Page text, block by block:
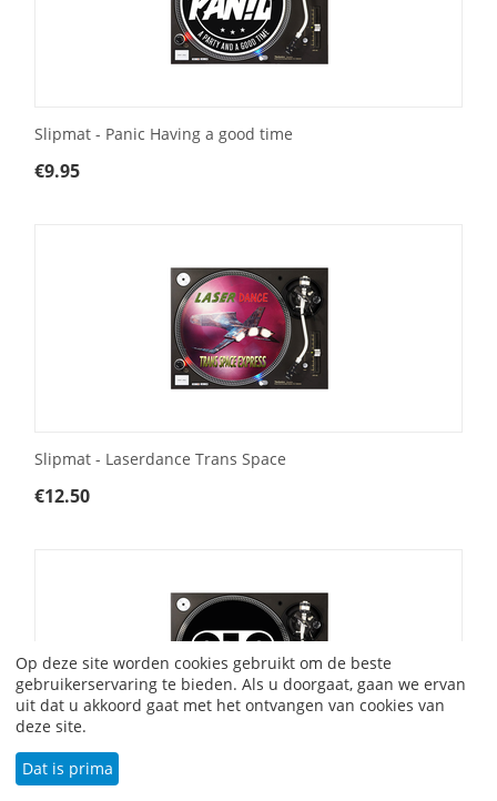
Slipmat - Panic Having a good time
€9.95
Slipmat - Laserdance Trans Space
€12.50
010 Classics - Slipmat
Op deze site worden cookies gebruikt om de beste
gebruikerservaring te bieden. Als u doorgaat, gaan we ervan
uit dat u akkoord gaat met het ontvangen van cookies van
deze site.
Dat is prima